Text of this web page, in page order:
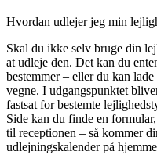
Hvordan udlejer jeg min
Skal du ikke selv bruge din
at udleje den. Det kan du
bestemmer – eller du kan
vegne. I udgangspunktet
fastsat for bestemte
Side kan du finde en
til receptionen – så kommer
udlejningskalender på